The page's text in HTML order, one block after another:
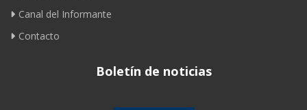
Canal del Informante
Contacto
Boletín de noticias